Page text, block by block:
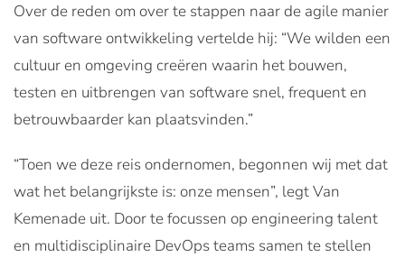
Over de reden om over te stappen naar de agile manier
van software ontwikkeling vertelde hij: “We wilden een
cultuur en omgeving creëren waarin het bouwen,
testen en uitbrengen van software snel, frequent en
betrouwbaarder kan plaatsvinden.”
“Toen we deze reis ondernomen, begonnen wij met dat
wat het belangrijkste is: onze mensen”, legt Van
Kemenade uit. Door te focussen op engineering talent
en multidisciplinaire DevOps teams samen te stellen